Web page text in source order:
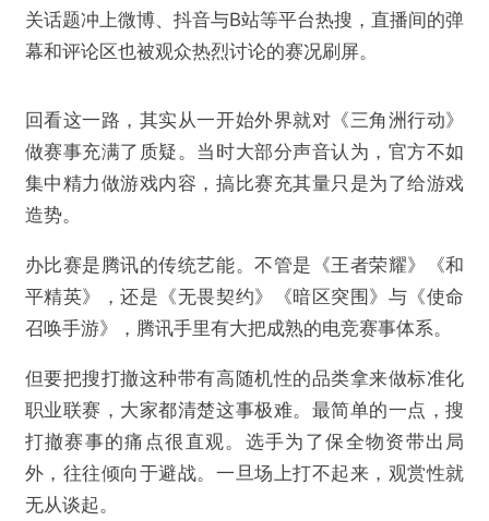
关话题冲上微博、抖音与B站等平台热搜，直播间的弹
幕和评论区也被观众热烈讨论的赛况刷屏。
回看这一路，其实从一开始外界就对《三角洲行动》
做赛事充满了质疑。当时大部分声音认为，官方不如
集中精力做游戏内容，搞比赛充其量只是为了给游戏
造势。
办比赛是腾讯的传统艺能。不管是《王者荣耀》《和
平精英》，还是《无畏契约》《暗区突围》与《使命
召唤手游》，腾讯手里有大把成熟的电竞赛事体系。
但要把搜打撤这种带有高随机性的品类拿来做标准化
职业联赛，大家都清楚这事极难。最简单的一点，搜
打撤赛事的痛点很直观。选手为了保全物资带出局
外，往往倾向于避战。一旦场上打不起来，观赏性就
无从谈起。